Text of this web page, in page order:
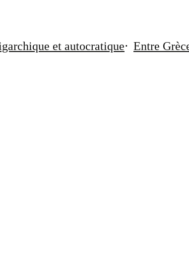
et autocratique
Entre